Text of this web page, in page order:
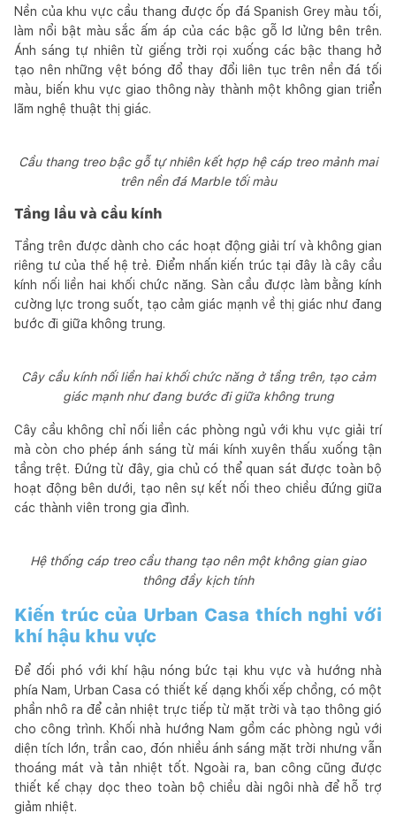
Nền của khu vực cầu thang được ốp đá Spanish Grey màu tối,
làm nổi bật màu sắc ấm áp của các bậc gỗ lơ lửng bên trên.
Ánh sáng tự nhiên từ giếng trời rọi xuống các bậc thang hở
tạo nên những vệt bóng đổ thay đổi liên tục trên nền đá tối
màu, biến khu vực giao thông này thành một không gian triển
lãm nghệ thuật thị giác.
Cầu thang treo bậc gỗ tự nhiên kết hợp hệ cáp treo mảnh mai
trên nền đá Marble tối màu
Tầng lầu và cầu kính
Tầng trên được dành cho các hoạt động giải trí và không gian
riêng tư của thế hệ trẻ. Điểm nhấn kiến trúc tại đây là cây cầu
kính nối liền hai khối chức năng. Sàn cầu được làm bằng kính
cường lực trong suốt, tạo cảm giác mạnh về thị giác như đang
bước đi giữa không trung.
Cây cầu kính nối liền hai khối chức năng ở tầng trên, tạo cảm
giác mạnh như đang bước đi giữa không trung
Cây cầu không chỉ nối liền các phòng ngủ với khu vực giải trí
mà còn cho phép ánh sáng từ mái kính xuyên thấu xuống tận
tầng trệt. Đứng từ đây, gia chủ có thể quan sát được toàn bộ
hoạt động bên dưới, tạo nên sự kết nối theo chiều đứng giữa
các thành viên trong gia đình.
Hệ thống cáp treo cầu thang tạo nên một không gian giao
thông đầy kịch tính
Kiến trúc của Urban Casa thích nghi với
khí hậu khu vực
Để đối phó với khí hậu nóng bức tại khu vực và hướng nhà
phía Nam, Urban Casa có thiết kế dạng khối xếp chồng, có một
phần nhô ra để cản nhiệt trực tiếp từ mặt trời và tạo thông gió
cho công trình. Khối nhà hướng Nam gồm các phòng ngủ với
diện tích lớn, trần cao, đón nhiều ánh sáng mặt trời nhưng vẫn
thoáng mát và tản nhiệt tốt. Ngoài ra, ban công cũng được
thiết kế chạy dọc theo toàn bộ chiều dài ngôi nhà để hỗ trợ
giảm nhiệt.